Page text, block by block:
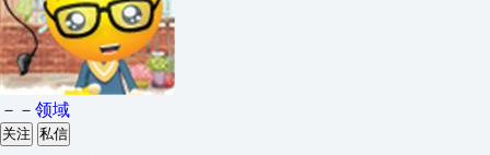
－－领域
关注 私信